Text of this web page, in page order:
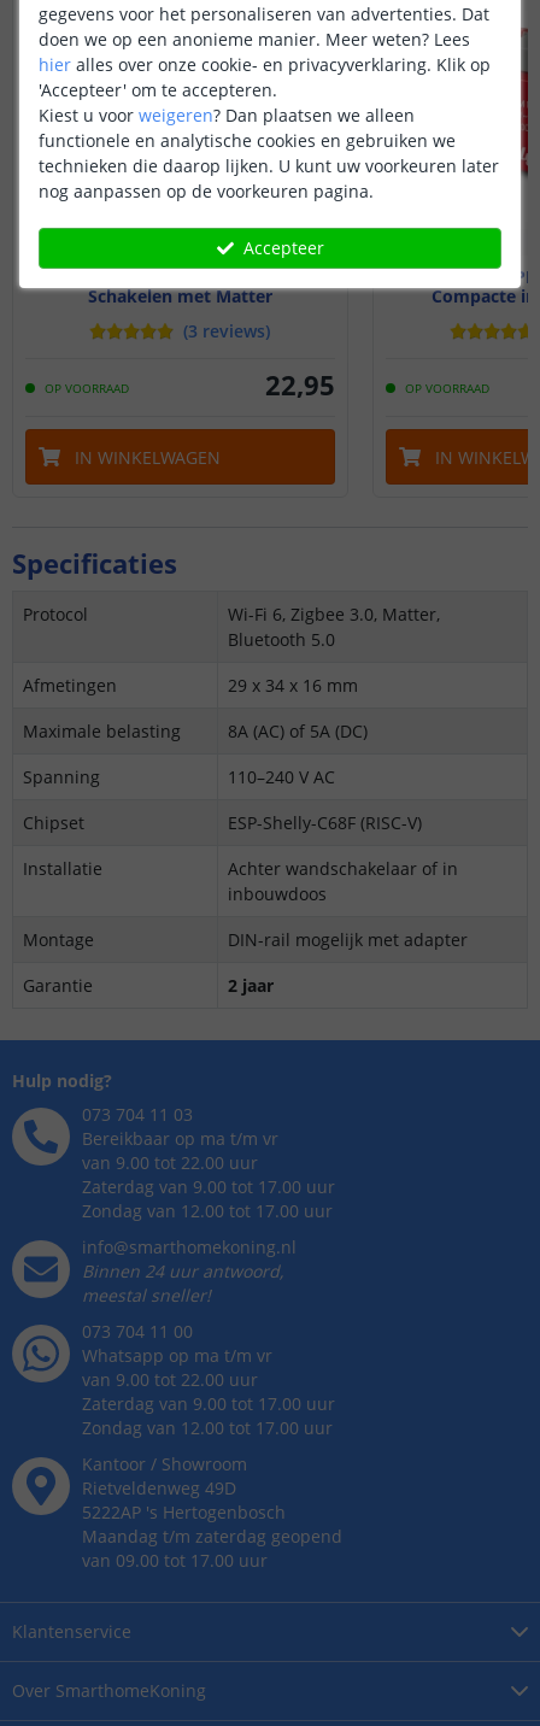
Schakelen met Matter
(3 reviews)
OP VOORRAAD 22,95
IN WINKELWAGEN
Shelly
Compacte
OP VOORRAAD
IN
Specificaties
Protocol
Wi-Fi 6, Zigbee 3.0, Matter,
Bluetooth 5.0
Afmetingen
29 x 34 x 16 mm
Maximale belasting
8A (AC) of 5A (DC)
Spanning
110–240 V AC
Chipset
ESP-Shelly-C68F (RISC-V)
Installatie
Achter wandschakelaar of in
inbouwdoos
Montage
DIN-rail mogelijk met adapter
Garantie
2 jaar
Over SmarthomeKoning
Klantenservice
Hulp nodig?
073 704 11 03
Bereikbaar op ma t/m vr
van 9.00 tot 22.00 uur
Zaterdag van 9.00 tot 17.00 uur
Zondag van 12.00 tot 17.00 uur
info@smarthomekoning.nl
Binnen 24 uur antwoord,
meestal sneller!
073 704 11 00
Whatsapp op ma t/m vr
van 9.00 tot 22.00 uur
Zaterdag van 9.00 tot 17.00 uur
Zondag van 12.00 tot 17.00 uur
Kantoor / Showroom
Rietveldenweg 49D
5222AP 's Hertogenbosch
Maandag t/m zaterdag geopend
van 09.00 tot 17.00 uur
gegevens voor het personaliseren van advertenties. Dat
doen we op een anonieme manier. Meer weten? Lees
hier alles over onze cookie- en privacyverklaring. Klik op
'Accepteer' om te accepteren.
Kiest u voor weigeren? Dan plaatsen we alleen
functionele en analytische cookies en gebruiken we
technieken die daarop lijken. U kunt uw voorkeuren later
nog aanpassen op de voorkeuren pagina.
Accepteer